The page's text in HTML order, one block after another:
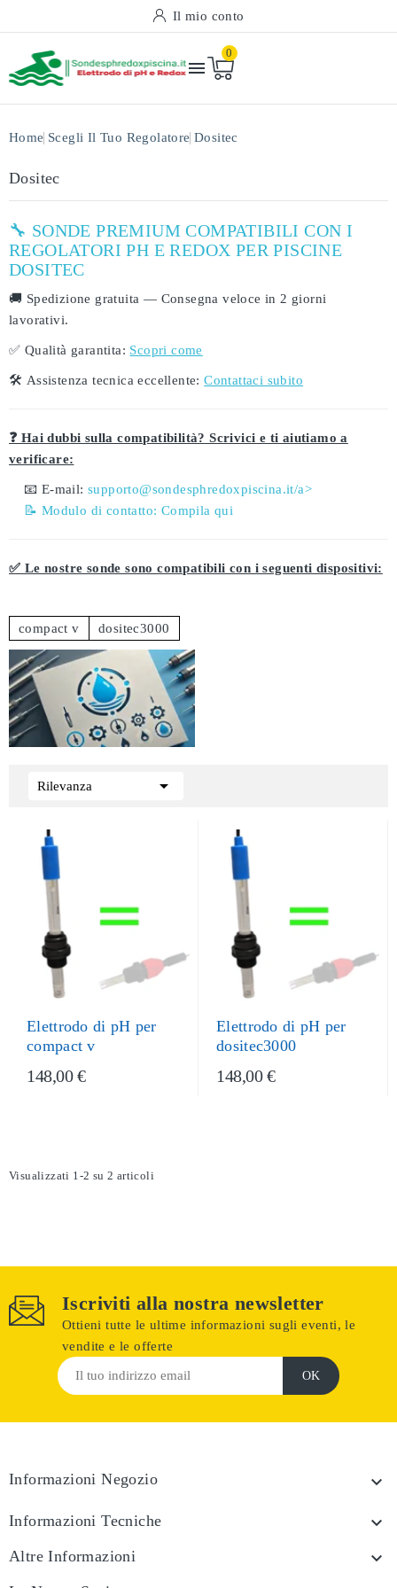
Il mio conto

0
Home Scegli Il Tuo Regolatore Dositec
Dositec
🔧 SONDE PREMIUM COMPATIBILI CON I
REGOLATORI PH E REDOX PER PISCINE
DOSITEC
🚚 Spedizione gratuita — Consegna veloce in 2 giorni
lavorativi.
✅ Qualità garantita: Scopri come
🛠️ Assistenza tecnica eccellente: Contattaci subito
❓ Hai dubbi sulla compatibilità? Scrivici e ti aiutiamo a
verificare:
📧 E-mail:supporto@sondesphredoxpiscina.it/a>
📝 Modulo di contatto: Compila qui
✅ Le nostre sonde sono compatibili con i seguenti dispositivi:
compact v dositec3000
Rilevanza 
Elettrodo di pH per
compact v
148,00 €
Elettrodo di pH per
dositec3000
148,00 €
Visualizzati 1-2 su 2 articoli
Iscriviti alla nostra newsletter
Ottieni tutte le ultime informazioni sugli eventi, le
vendite e le offerte
Informazioni Negozio 
Informazioni Tecniche 
Altre Informazioni 